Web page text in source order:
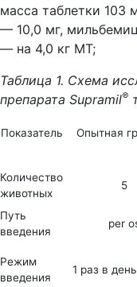
масса таблетки 103
— 10,0 мг,
— на 4,0 кг МТ;
Таблица 1. Схема
препарата Supramil®
Показатель Опытная
Количество
животных
5
Путь
введения
per
Режим
введения
1 раз в